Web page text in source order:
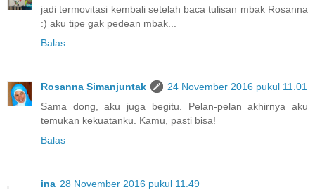
jadi termovitasi kembali setelah baca tulisan mbak Rosanna
:) aku tipe gak pedean mbak...
Balas
Rosanna Simanjuntak
24 November 2016 pukul 11.01
Sama dong, aku juga begitu. Pelan-pelan akhirnya aku
temukan kekuatanku. Kamu, pasti bisa!
Balas
ina 28 November 2016 pukul 11.49